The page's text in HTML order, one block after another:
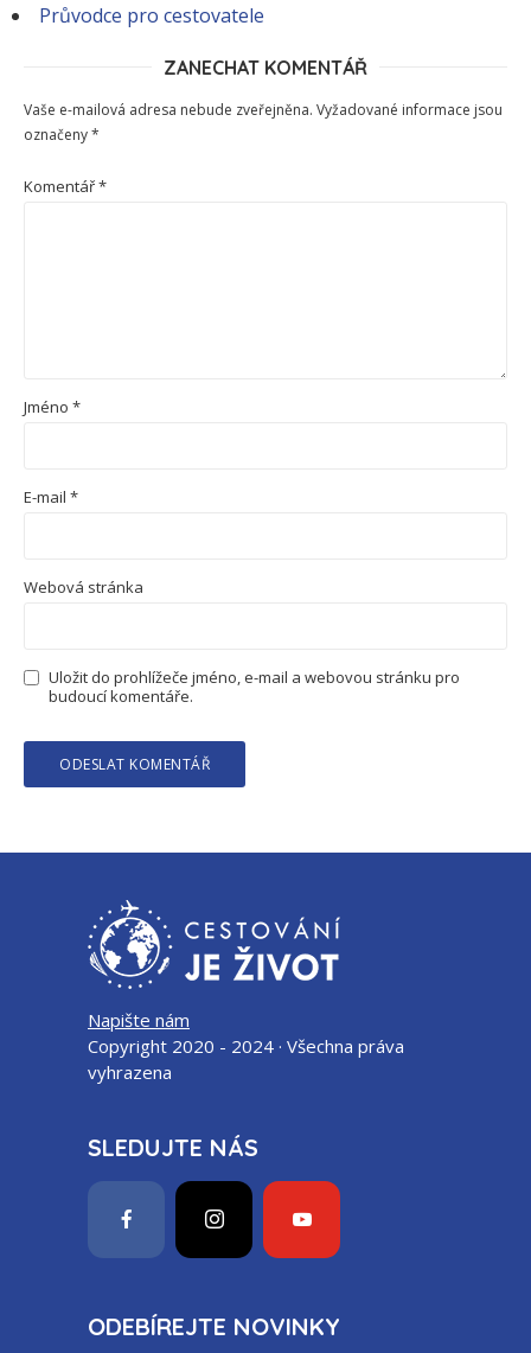
Průvodce pro cestovatele
ZANECHAT KOMENTÁŘ
Vaše e-mailová adresa nebude zveřejněna. Vyžadované informace jsou
označeny*
Komentář*
Jméno *
E-mail *
Webová stránka
Uložit do prohlížeče jméno, e-mail a webovou stránku pro
budoucí komentáře.
Napište nám
Copyright 2020 - 2024 · Všechna práva
vyhrazena
SLEDUJTE NÁS
ODEBÍREJTE NOVINKY